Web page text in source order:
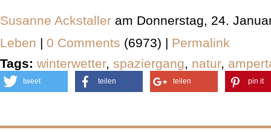
Susanne Ackstaller am Donnerstag, 24.
Leben | 0 Comments (6973) | Permalink
Tags: winterwetter, spaziergang, natur,
tweet teilen teilen pin it